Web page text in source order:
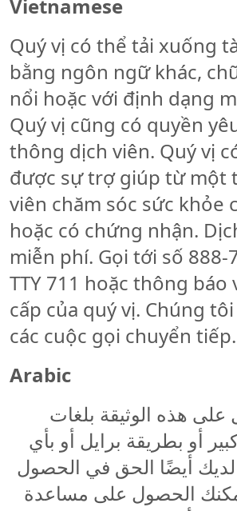
Vietnamese
Quý vị có thể tải xuống
bằng ngôn ngữ khác,
nổi hoặc với định dạng
Quý vị cũng có quyền
thông dịch viên. Quý vị
được sự trợ giúp từ một
viên chăm sóc sức khỏe
hoặc có chứng nhận.
miễn phí. Gọi tới số 888-
TTY 711 hoặc thông báo
cấp của quý vị. Chúng
các cuộc gọi chuyển tiếp.
Arabic
هذه الوثيقة بلغات
أو بطريقة برايل أو بأي
أيضًا الحق في الحصول
الحصول على مساعدة